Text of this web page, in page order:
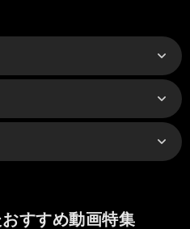
すすめ動画特集